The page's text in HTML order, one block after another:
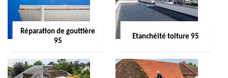
Réparation de gouttière
95
Etanchéité toiture 95